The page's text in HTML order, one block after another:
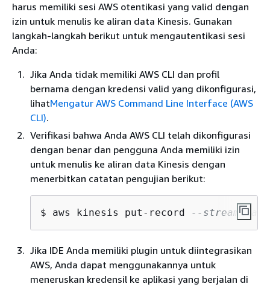
harus memiliki sesi AWS otentikasi yang valid dengan
izin untuk menulis ke aliran data Kinesis. Gunakan
langkah-langkah berikut untuk mengautentikasi sesi
Anda:
Jika Anda tidak memiliki AWS CLI dan profil
bernama dengan kredensi valid yang dikonfigurasi,
lihatMengatur AWS Command Line Interface (AWS
CLI).
Verifikasi bahwa Anda AWS CLI telah dikonfigurasi
dengan benar dan pengguna Anda memiliki izin
untuk menulis ke aliran data Kinesis dengan
menerbitkan catatan pengujian berikut:
$ aws kinesis put-record --stream-
Jika IDE Anda memiliki plugin untuk diintegrasikan
AWS, Anda dapat menggunakannya untuk
meneruskan kredensil ke aplikasi yang berjalan di